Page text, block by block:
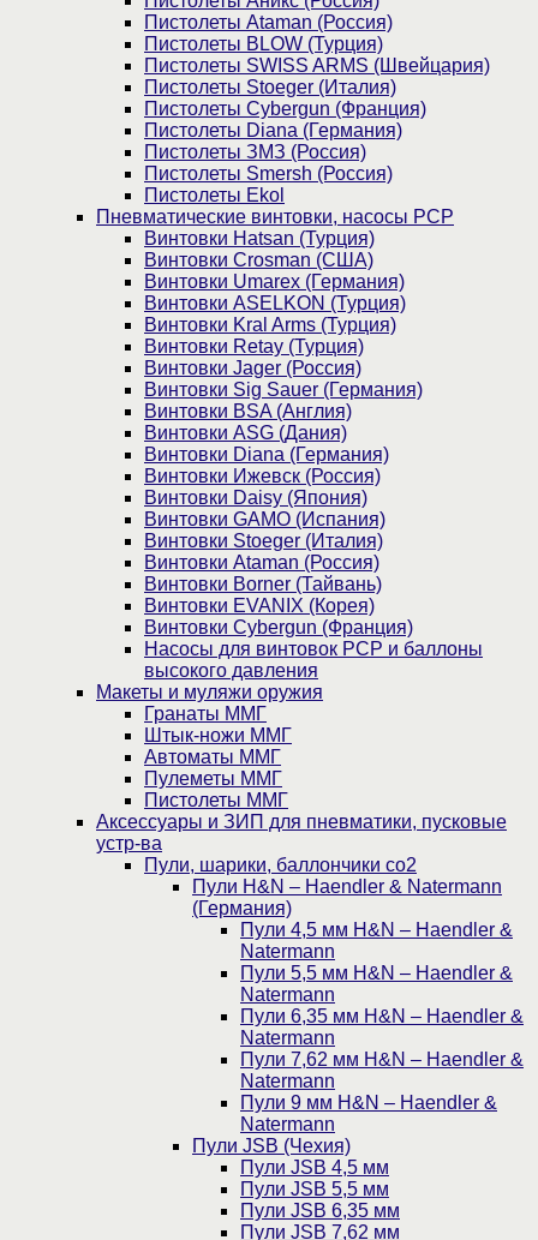
Пистолеты Ataman (Россия)
Пистолеты BLOW (Турция)
Пистолеты SWISS ARMS (Швейцария)
Пистолеты Stoeger (Италия)
Пистолеты Cybergun (Франция)
Пистолеты Diana (Германия)
Пистолеты ЗМЗ (Россия)
Пистолеты Smersh (Россия)
Пистолеты Ekol
Пневматические винтовки, насосы PCP
Винтовки Hatsan (Турция)
Винтовки Crosman (США)
Винтовки Umarex (Германия)
Винтовки ASELKON (Турция)
Винтовки Kral Arms (Турция)
Винтовки Retay (Турция)
Винтовки Jager (Россия)
Винтовки Sig Sauer (Германия)
Винтовки BSA (Англия)
Винтовки ASG (Дания)
Винтовки Diana (Германия)
Винтовки Ижевск (Россия)
Винтовки Daisy (Япония)
Винтовки GAMO (Испания)
Винтовки Stoeger (Италия)
Винтовки Ataman (Россия)
Винтовки Borner (Тайвань)
Винтовки EVANIX (Корея)
Винтовки Cybergun (Франция)
Насосы для винтовок PCP и баллоны
высокого давления
Макеты и муляжи оружия
Гранаты ММГ
Штык-ножи ММГ
Автоматы ММГ
Пулеметы ММГ
Пистолеты ММГ
Аксессуары и ЗИП для пневматики, пусковые
устр-ва
Пули, шарики, баллончики со2
Пули H&N – Haendler & Natermann
(Германия)
Пули 4,5 мм H&N – Haendler &
Natermann
Пули 5,5 мм H&N – Haendler &
Natermann
Пули 6,35 мм H&N – Haendler &
Natermann
Пули 7,62 мм H&N – Haendler &
Natermann
Пули 9 мм H&N – Haendler &
Natermann
Пули JSB (Чехия)
Пули JSB 4,5 мм
Пули JSB 5,5 мм
Пули JSB 6,35 мм
Пули JSB 7,62 мм